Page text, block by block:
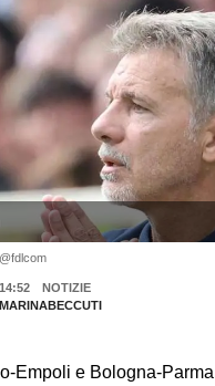
NOTIZIE
Empoli e Bologna-